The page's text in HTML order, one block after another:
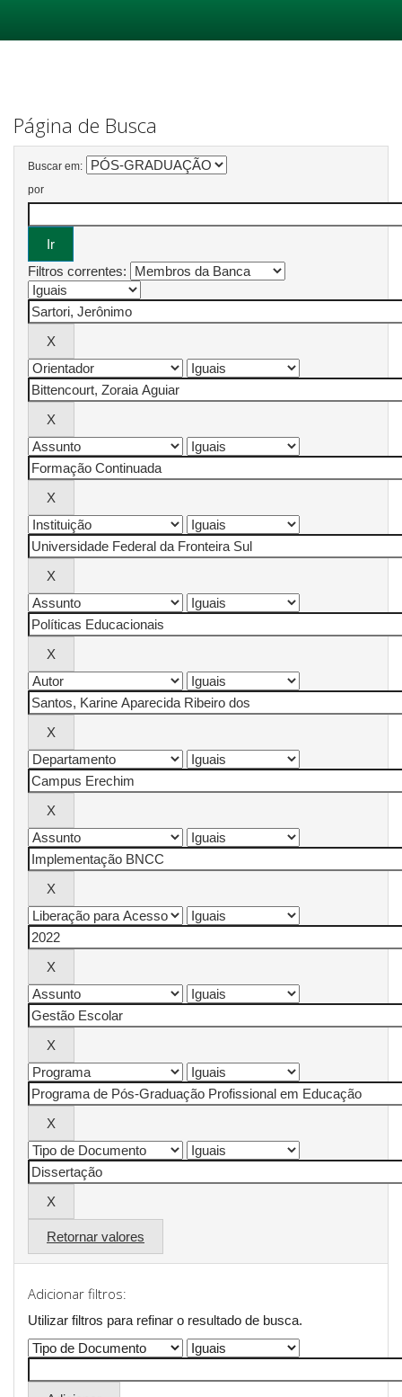
Página de Busca
Buscar em:
por
Filtros correntes:
Retornar valores
Adicionar filtros:
Utilizar filtros para refinar o resultado de busca.